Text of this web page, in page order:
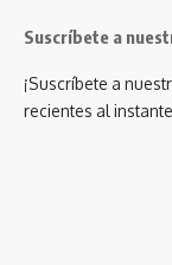
Suscríbete a
¡Suscríbete a
recientes al